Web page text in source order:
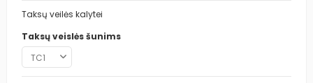
Taksų veilės kalytei
Taksų veislės šunims